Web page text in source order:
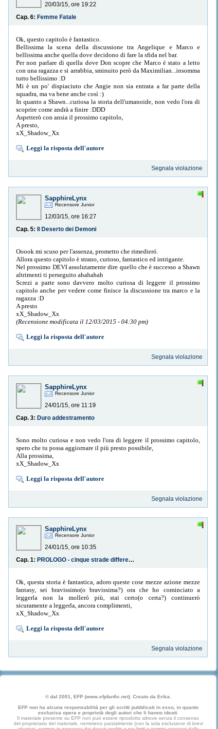
20/03/15, ore 19:22
Cap. 6: Femme Fatale
Ok, questo capitolo è fantastico.
Bellissima la scena della discussione tra Angelique e Marco e
bellissima anche quella dove decidono di fare la sfida nel bar.
Per non parlare di quella dove Don scopre che Marco è stato a letto
con una ragazza e si arrabbia, sminuito però da Maximilian...insomma
tutto bellissimo :D
Mi è un po' dispiaciuto che Angie non sia entrata a far parte della
squadra, ma va bene anche così :)
In quanto a Shawn...curiosa la storia dell'umanoide, non vedo l'ora di
scoprire come andrà a finire :DDD
Aspetterò con ansia il prossimo capitolo,
A presto,
xX_Shadow_Xx
Leggi la risposta dell'autore
Segnala violazione
SapphireLynx
Recensore Junior
12/03/15, ore 16:27
Cap. 5:
Il Deserto dei Demoni
Ooook mi scuso per l'assenza, prometto che rimedieró.
Allora questo capitolo è strano, curioso, fantastico ed intrigante.
Nel prossimo DEVI assolutamente dire quello che è successo a Shawn
altrimenti ti perseguito ahahahah
Screzi a parte sono davvero molto curiosa di leggere il prossimo
capitolo anche per vedere come finisce la discussione tra marco e la
ragazza :D
A presto
xX_Shadow_Xx
(Recensione modificata il 12/03/2015 - 04:30 pm)
Leggi la risposta dell'autore
Segnala violazione
SapphireLynx
Recensore Junior
24/01/15, ore 11:19
Cap. 3: Duro addestramento
Sono molto curiosa e non vedo l'ora di leggere il prossimo capitolo,
spero che tu possa aggiornare il più presto possibile,
Alla prossima,
xX_Shadow_Xx
Leggi la risposta dell'autore
Segnala violazione
SapphireLynx
Recensore Junior
24/01/15, ore 10:35
Cap. 1:
PROLOGO - cinque strade differenti
Ok, questa storia è fantastica, adoro queste cose mezze azione mezze
fantasy, sei bravissimo(o bravissima?) ora che ho cominciato a
leggerla non la molleró più, stai certo(o certa?) continuerò
sicuramente a leggerla, ancora complimenti,
xX_Shadow_Xx
Leggi la risposta dell'autore
Segnala violazione
© dal 2001, EFP (www.efpfanfic.net). Creato da Erika.
EFP non ha alcuna responsabilità per gli scritti pubblicati in esso, in quanto
esclusiva opera e proprietà degli autori che li hanno ideati.
Il materiale presente su EFP non può essere riprodotto altrove senza il consenso
del proprietario del materiale, nemmeno parzialmente (con la sola esclusione di brevi